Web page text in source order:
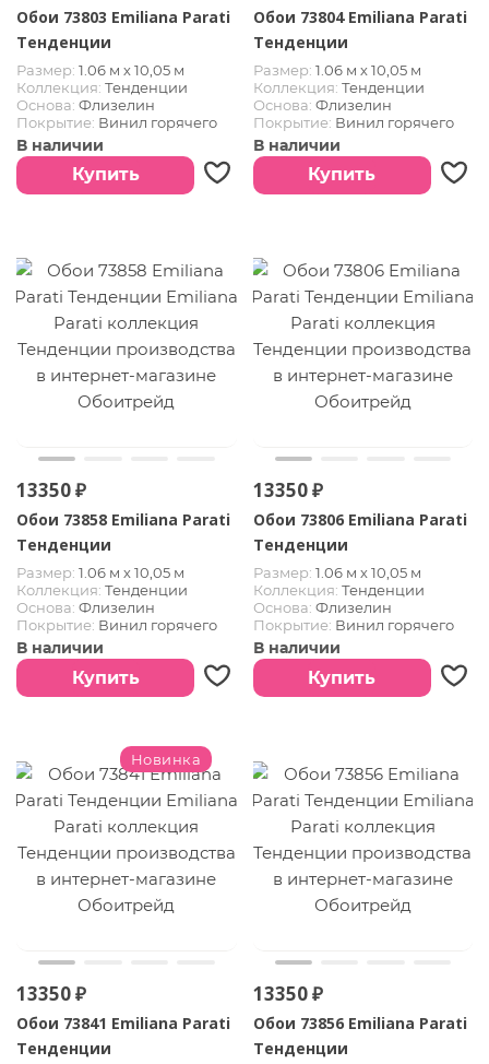
Обои 73803 Emiliana Parati
Тенденции
Размер: 1.06 м х 10,05 м
Коллекция: Тенденции
Основа: Флизелин
Покрытие: Винил горячего
тиснения
В наличии
Купить
Обои 73804 Emiliana Parati
Тенденции
Размер: 1.06 м х 10,05 м
Коллекция: Тенденции
Основа: Флизелин
Покрытие: Винил горячего
тиснения
В наличии
Купить
13350 ₽
Обои 73858 Emiliana Parati
Тенденции
Размер: 1.06 м х 10,05 м
Коллекция: Тенденции
Основа: Флизелин
Покрытие: Винил горячего
тиснения
В наличии
Купить
13350 ₽
Обои 73806 Emiliana Parati
Тенденции
Размер: 1.06 м х 10,05 м
Коллекция: Тенденции
Основа: Флизелин
Покрытие: Винил горячего
тиснения
В наличии
Купить
Новинка
13350 ₽
Обои 73841 Emiliana Parati
Тенденции
13350 ₽
Обои 73856 Emiliana Parati
Тенденции